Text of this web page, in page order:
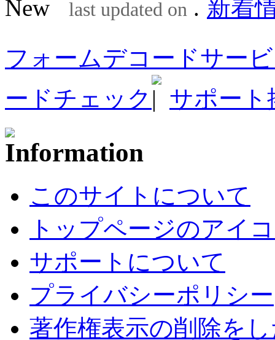
last updated on
新着
フォームデコードサー
ードチェック
サポート
このサイトについて
トップページのアイ
サポートについて
プライバシーポリシー
著作権表示の削除を